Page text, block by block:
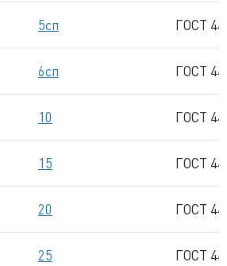
5сп ГОСТ
6сп ГОСТ
10 ГОСТ
15 ГОСТ
20 ГОСТ
25 ГОСТ